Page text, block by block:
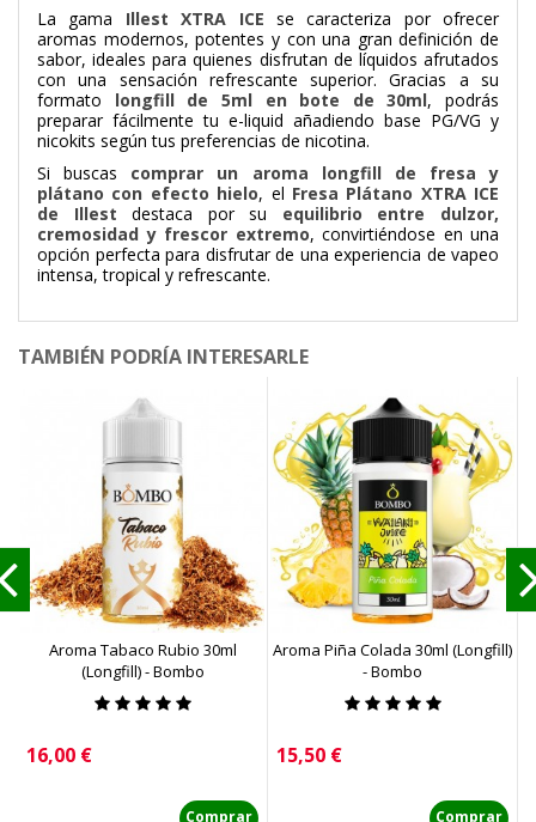
La gama Illest XTRA ICE se caracteriza por ofrecer
aromas modernos, potentes y con una gran definición de
sabor, ideales para quienes disfrutan de líquidos afrutados
con una sensación refrescante superior. Gracias a su
formato longfill de 5ml en bote de 30ml, podrás
preparar fácilmente tu e-liquid añadiendo base PG/VG y
nicokits según tus preferencias de nicotina.
Si buscas comprar un aroma longfill de fresa y
plátano con efecto hielo, el Fresa Plátano XTRA ICE
de Illest destaca por su equilibrio entre dulzor,
cremosidad y frescor extremo, convirtiéndose en una
opción perfecta para disfrutar de una experiencia de vapeo
intensa, tropical y refrescante.
TAMBIÉN PODRÍA INTERESARLE
Aroma Tabaco Rubio 30ml
(Longfill) - Bombo
Precio
16,00 €
Comprar
Aroma Piña Colada 30ml (Longfill)
- Bombo
Precio
15,50 €
Comprar